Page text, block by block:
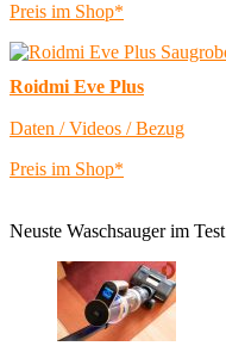
Preis im Shop*
Roidmi Eve Plus
Daten / Videos / Bezug
Preis im Shop*
Neuste Waschsauger im Test